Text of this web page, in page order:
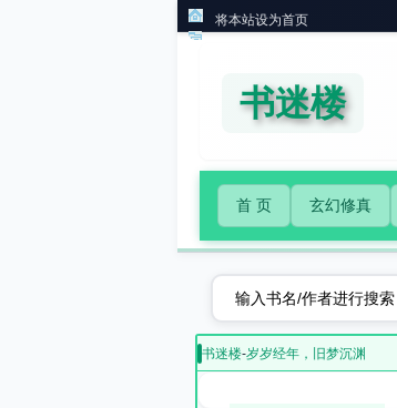
将本站设为首页
书迷楼
首 页 玄幻修真
书迷楼-岁岁经年，旧梦沉渊